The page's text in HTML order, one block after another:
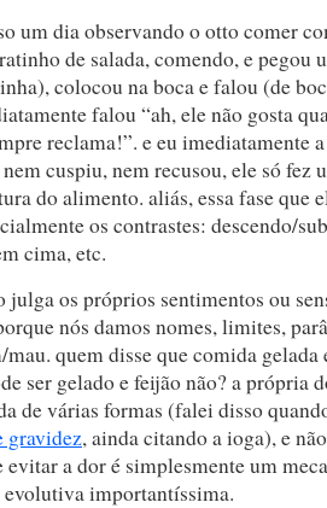
um dia observando o otto comer
de salada, comendo, e pegou
colocou na boca e falou (de
falou “ah, ele não gosta
reclama!”. e eu
cuspiu, nem recusou, ele só fez
do alimento. aliás, essa fase que
os contrastes: descendo/
cima, etc.
julga os próprios sentimentos ou
nós damos nomes, limites,
mau. quem disse que comida
ser gelado e feijão não? a própria
de várias formas (falei disso
gravidez, ainda citando a ioga), e
a dor é simplesmente um
evolutiva importantíssima.